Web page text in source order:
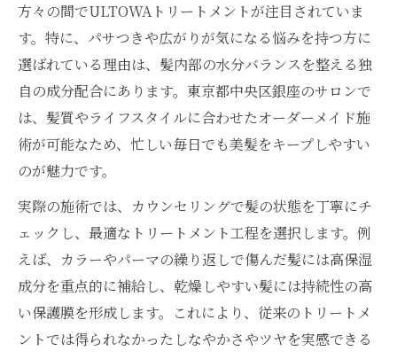
方々の間でULTOWAトリートメントが注目されていま
す。特に、パサつきや広がりが気になる悩みを持つ方に
選ばれている理由は、髪内部の水分バランスを整える独
自の成分配合にあります。東京都中央区銀座のサロンで
は、髪質やライフスタイルに合わせたオーダーメイド施
術が可能なため、忙しい毎日でも美髪をキープしやすい
のが魅力です。
実際の施術では、カウンセリングで髪の状態を丁寧にチ
ェックし、最適なトリートメント工程を選択します。例
えば、カラーやパーマの繰り返しで傷んだ髪には高保湿
成分を重点的に補給し、乾燥しやすい髪には持続性の高
い保護膜を形成します。これにより、従来のトリートメ
ントでは得られなかったしなやかさやツヤを実感できる